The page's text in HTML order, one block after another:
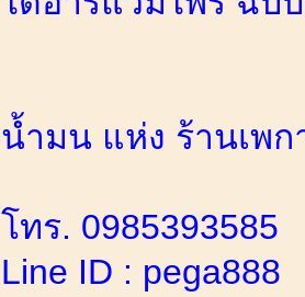
น้ำมน แห่ง ร้านเพ
โทร. 0985393585
Line ID : pega888